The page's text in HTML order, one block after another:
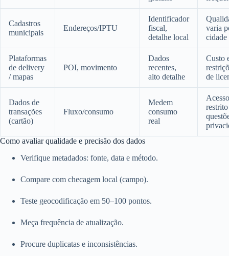
Cadastros
municipais
Endereços/IPTU
Identificador
fiscal,
detalhe local
varia
cidade
Plataformas
de delivery
/ mapas
POI, movimento
Dados
recentes,
alto detalhe
Custo
de
Dados de
transações
(cartão)
Fluxo/consumo
Medem
consumo
real
Acesso
Como avaliar qualidade e precisão dos dados
Verifique metadados: fonte, data e método.
Compare com checagem local (campo).
Teste geocodificação em 50–100 pontos.
Meça frequência de atualização.
Procure duplicatas e inconsistências.